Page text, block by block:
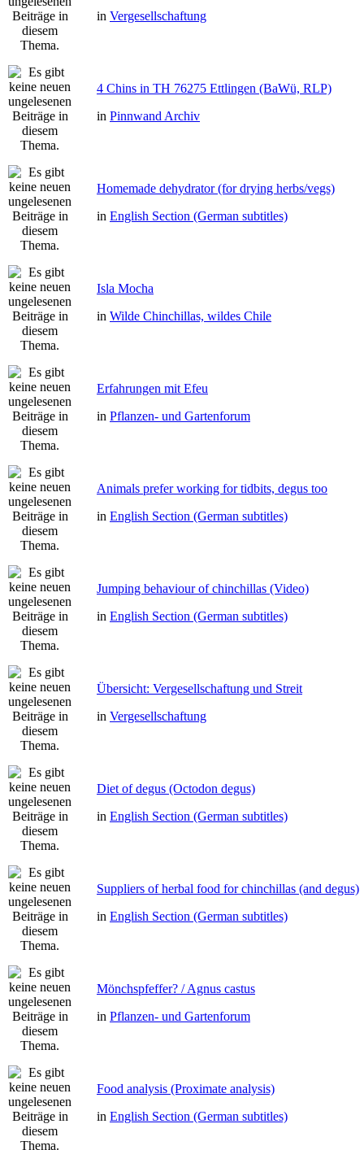
in Vergesellschaftung
4 Chins in TH 76275 Ettlingen (BaWü, RLP)
in Pinnwand Archiv
Homemade dehydrator (for drying herbs/vegs)
in English Section (German subtitles)
Isla Mocha
in Wilde Chinchillas, wildes Chile
Erfahrungen mit Efeu
in Pflanzen- und Gartenforum
Animals prefer working for tidbits, degus too
in English Section (German subtitles)
Jumping behaviour of chinchillas (Video)
in English Section (German subtitles)
Übersicht: Vergesellschaftung und Streit
in Vergesellschaftung
Diet of degus (Octodon degus)
in English Section (German subtitles)
Suppliers of herbal food for chinchillas (and degus)
in English Section (German subtitles)
Mönchspfeffer? / Agnus castus
in Pflanzen- und Gartenforum
Food analysis (Proximate analysis)
in English Section (German subtitles)